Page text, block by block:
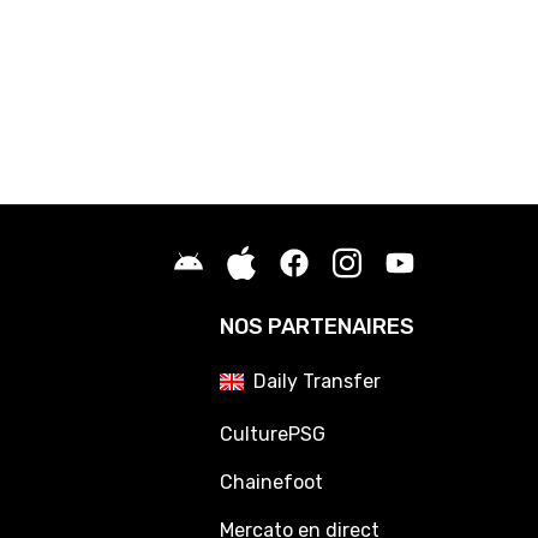
OM : Après le PSG, Medhi Benatia songe à un départ
PSG : Après De Zerbi, au tour de Luis Enrique d'être envoyé à
NOS PARTENAIRES
Daily Transfer
CulturePSG
Chainefoot
Mercato en direct